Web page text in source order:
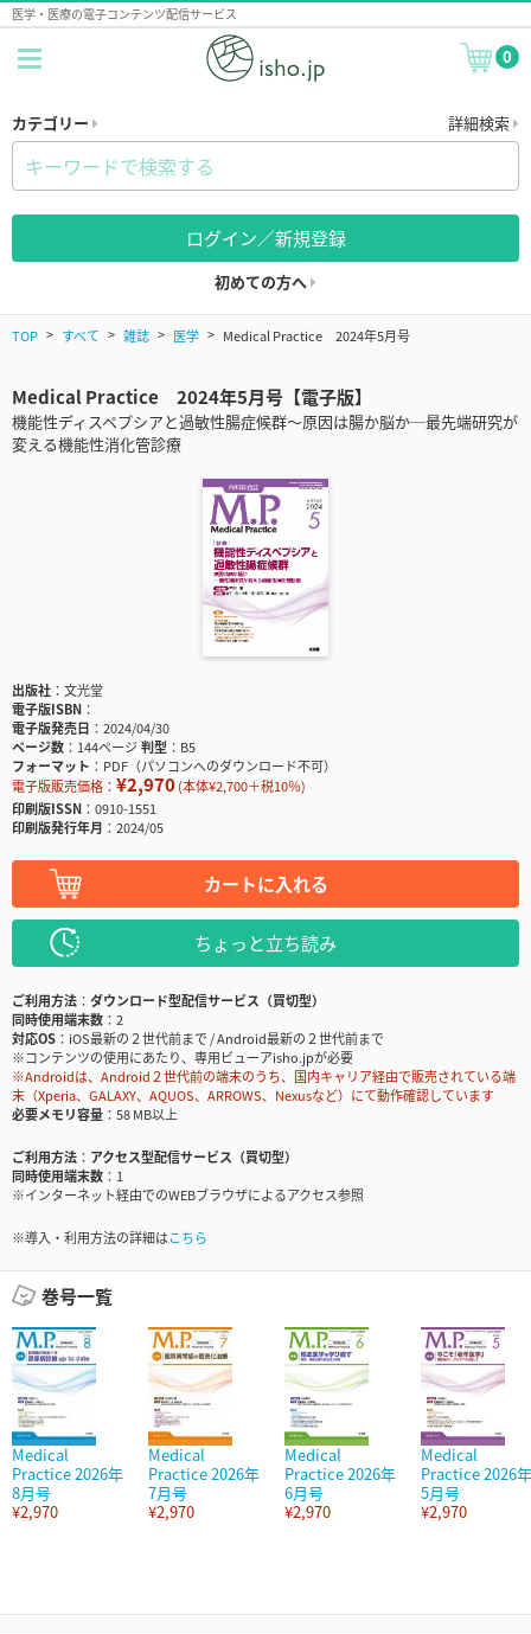
医学・医療の電子コンテンツ配信サービス
0
カテゴリー 詳細検索
ログイン／新規登録
初めての方へ
TOP すべて 雑誌 医学 Medical Practice 2024年5月号
Medical Practice 2024年5月号【電子版】
機能性ディスペプシアと過敏性腸症候群～原因は腸か脳か─最先端研究が
変える機能性消化管診療
出版社
文光堂
電子版ISBN
電子版発売日
2024/04/30
ページ数
144ページ判型
B5
フォーマット
PDF（パソコンへのダウンロード不可）
電子版販売価格： ¥2,970(本体¥2,700＋税10％)
印刷版ISSN
0910-1551
印刷版発行年月
2024/05
カートに入れる
ちょっと立ち読み
ご利用方法
ダウンロード型配信サービス（買切型）
同時使用端末数
2
対応OS
iOS最新の２世代前まで / Android最新の２世代前まで
※コンテンツの使用にあたり、専用ビューアisho.jpが必要
※Androidは、Android２世代前の端末のうち、国内キャリア経由で販売されている端
末（Xperia、GALAXY、AQUOS、ARROWS、Nexusなど）にて動作確認しています
必要メモリ容量
58 MB以上
ご利用方法
アクセス型配信サービス（買切型）
同時使用端末数
1
※インターネット経由でのWEBブラウザによるアクセス参照
※導入・利用方法の詳細はこちら
巻号一覧
Medical
Practice 2026年
8月号
¥2,970
Medical
Practice 2026年
7月号
¥2,970
Medical
Practice 2026年
6月号
¥2,970
Medical
Practice 2026年
5月号
¥2,970